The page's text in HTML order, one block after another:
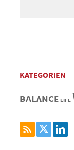
KATEGORIEN
BALANCE LIFE